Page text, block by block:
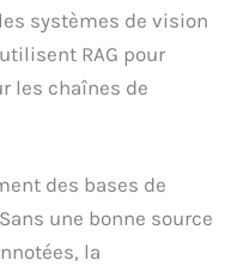
systèmes de vision
RAG pour
les chaînes de
des bases de
une bonne source
la